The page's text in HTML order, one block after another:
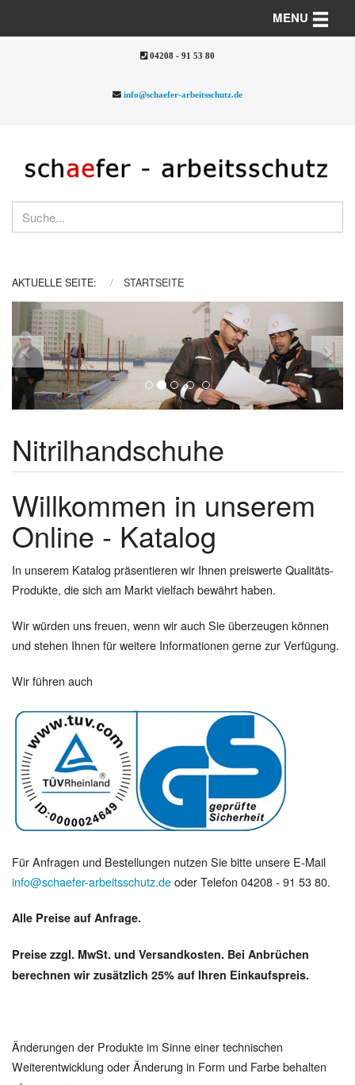
04208 - 91 53 80
info@schaefer-arbeitsschutz.de
MENU Toggle
AKTUELLE SEITE: STARTSEITE
Previous
Nitrilhandschuhe
Willkommen in unserem
Online - Katalog
In unserem Katalog präsentieren wir Ihnen preiswerte Qualitäts-
Produkte, die sich am Markt vielfach bewährt haben.
Wir würden uns freuen, wenn wir auch Sie überzeugen können
und stehen Ihnen für weitere Informationen gerne zur Verfügung.
Wir führen auch
Für Anfragen und Bestellungen nutzen Sie bitte unsere E-Mail
info@schaefer-arbeitsschutz.deoder Telefon 04208 - 91 53 80.
Alle Preise auf Anfrage.
Preise zzgl. MwSt. und Versandkosten. Bei Anbrüchen
berechnen wir zusätzlich 25% auf Ihren Einkaufspreis.
Änderungen der Produkte im Sinne einer technischen
Weiterentwicklung oder Änderung in Form und Farbe behalten